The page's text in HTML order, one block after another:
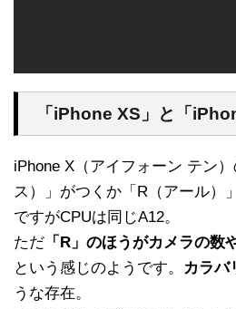
「iPhone XS」と「
iPhone X（アイフォーン テン
ス）」がつくか「R（アール）
ですがCPUは同じA12。
ただ 「R」のほうがカメラの数
という感じのようです。 カラバ
うな存在。